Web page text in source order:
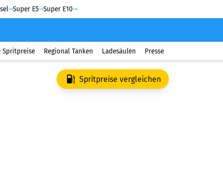
Super E5 Super E10
Spritpreise Regional Tanken Ladesäulen Presse
Spritpreise vergleichen